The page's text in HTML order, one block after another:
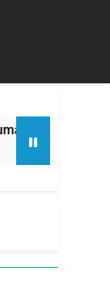
la marcha